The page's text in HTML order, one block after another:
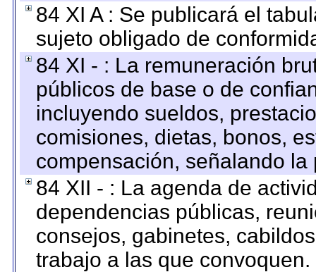
84 XI A : Se publicará el
sujeto obligado de
84 XI - : La remuneración
públicos de base o de
incluyendo sueldos,
comisiones, dietas, bonos,
compensación, señalando
84 XII - : La agenda de
dependencias públicas,
consejos, gabinetes,
trabajo a las que convoquen.